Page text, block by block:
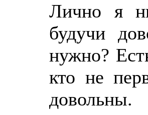
Лично я
будучи
нужно?
кто не
довольны.